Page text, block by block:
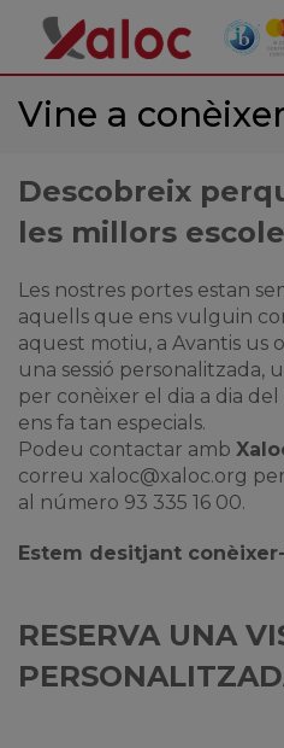
Vine a
Descobreix
les millors
Les nostres portes estan
aquells que ens vulguin
aquest motiu, a Avantis us
una sessió personalitzada,
per conèixer el dia a dia
ens fa tan especials.
Podeu contactar amb
correu xaloc@xaloc.org
al número 93 335 16 00.
Estem desitjant
RESERVA UNA